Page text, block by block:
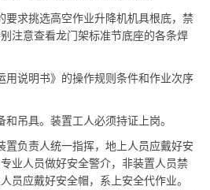
要求挑选高空作业升降机机具根底，禁
注意查看龙门架标准节底座的各条焊
用说明书》的操作规则条件和作业次序
和吊具。装置工人必须持证上岗。
置负责人统一指挥，地上人员应戴好安
业人员做好安全警介，非装置人员禁
员应戴好安全帽，系上安全代作业。